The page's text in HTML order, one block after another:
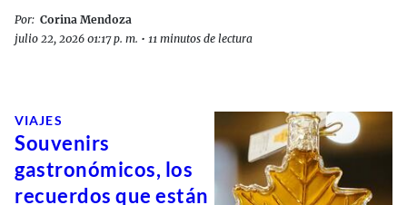
Por: Corina Mendoza
julio 22, 2026 01:17 p. m. • 11 minutos de lectura
VIAJES
Souvenirs
gastronómicos, los
recuerdos que están